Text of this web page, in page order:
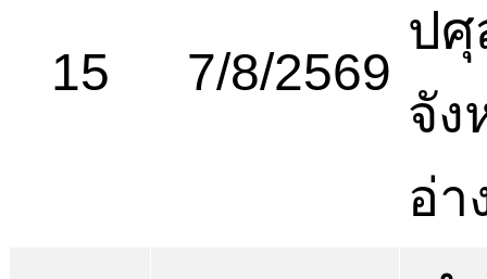
15 7/8/2569
ปศุ
จัง
อ่า